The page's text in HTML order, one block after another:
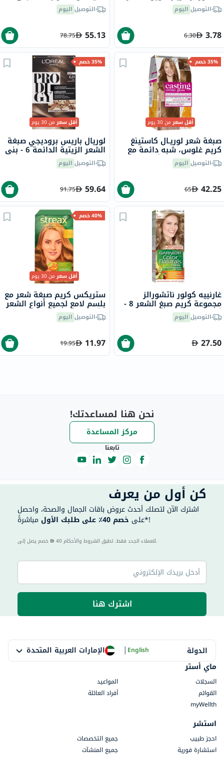
عنابي 3.16
التوصيل اليوم
3.78
6.30
رمادي 125 مل
التوصيل اليوم
55.13
78.75
35% خصم
أقل سعرمن 30 يوم
صبغة شعر لوريـال كاستينغ
كريم غلوس، شبه دائمة مع
بلسم، بدرجة 700 أشقر
التوصيل اليوم
42.25
65
35% خصم
أقل سعرمن 30 يوم
لوريال باريس بروديجي صبغة
الشعر الزيتية الدائمة 6 - بني
بلوطالتوصيل اليوم
59.64
91.75
غارنييه كولور ناتشورالز
مجموعة كريم صبغ الشعر 8 -
أشقر فاتح
التوصيل اليوم
27.50
40% خصم
أقل سعرمن 30 يوم
ستريكس كريم صبغة شعر مع
بلسم لامع لجميع أنواع الشعر
- أشقر ذهبي 7.3
التوصيل اليوم
11.97
19.95
نحن هنا لمساعدتك!
مركز المساعدة
تابعنا
كن أول من يعرف
اشترك الآن لتصلك أحدث عروض باقات الجمال والصحة، واحصل
على خصم 40٪ على طلبك الأول مباشرةً*!
40 للعملاء الجدد فقط. تطبق الشروط والأحكام.
اشترك هنا
الدولة الإمارات العربية المتحدة |English
ماي أستر
السجلات
المواعيد
القوائم
أفراد العائلة
myWellth
استشر
احجز طبيب
جميع التخصصات
استشارة فورية
جميع المنشآت